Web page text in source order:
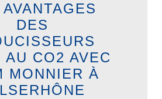
DES
AU CO2 AVEC
MONNIER À